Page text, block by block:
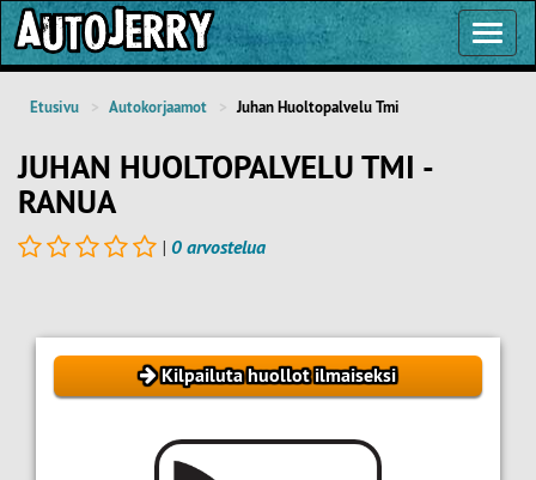
Etusivu Autokorjaamot Juhan Huoltopalvelu Tmi
JUHAN HUOLTOPALVELU TMI -
RANUA
| 0 arvostelua
Kilpailuta huollot ilmaiseksi